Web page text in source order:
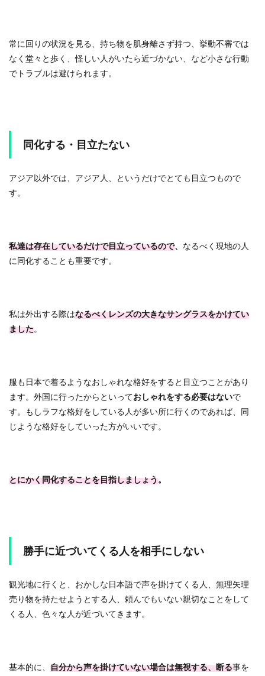
常に回りの状況を見る、持ち物を肌身離さず持つ、挙動不審では
なく堂々と歩く、怪しい人がいたら近づかない、など小さな行動
でトラブルは避けられます。
同化する・目立たない
アジア以外では、アジア人、というだけでとても目立つもので
す。
私達は存在しているだけで目立っているので、 なるべく現地の人
に同化することも重要です。
私は外出する際はなるべくレンズの大きなサングラスをかけてい
ました。
服も日本で着るようなおしゃれな格好をすると目立つことがあり
ます。外国に行ったからといっておしゃれをする必要はないで
す。もしラフな格好をしている人が多い所に行くのであれば、同
じような格好をしていった方がいいです。
とにかく同化することを目指しましょう。
勝手に近づいてくる人を相手にしない
観光地に行くと、おかしな日本語で声を掛けてくる人、無理矢理
売り物を持たせようとする人、頼んでもいない親切なことをして
くる人、色々な人が近づいてきます。
基本的に、 自分から声を掛けていない場合は無視する、断る事を